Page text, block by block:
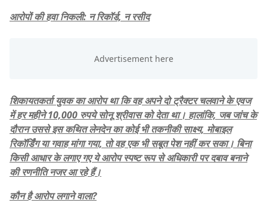
​आरोपों की हवा निकली: न रिकॉर्ड, न रसीद
​शिकायतकर्ता युवक का आरोप था कि वह अपने दो ट्रैक्टर चलवाने के एवज
में हर महीने 10,000 रुपये सोनू श्रीवास को देता था। हालांकि, जब जांच के
दौरान उससे इस कथित लेनदेन का कोई भी तकनीकी साक्ष्य, मोबाइल
रिकॉर्डिंग या गवाह मांगा गया, तो वह एक भी सबूत पेश नहीं कर सका। बिना
किसी आधार के लगाए गए ये आरोप स्पष्ट रूप से अधिकारी पर दबाव बनाने
की रणनीति नजर आ रहे हैं।
​कौन है आरोप लगाने वाला?